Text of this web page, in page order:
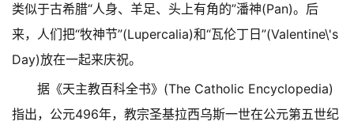
类似于古希腊“人身、羊足、头上有角的”潘神(Pan)。后
来，人们把“牧神节”(Lupercalia)和“瓦伦丁日”(Valentine\'s
Day)放在一起来庆祝。
据《天主教百科全书》(The Catholic Encyclopedia)
指出，公元496年，教宗圣基拉西乌斯一世在公元第五世纪